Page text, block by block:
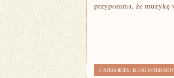
przypomina, że muzykę
CATEGORIES: BLOG